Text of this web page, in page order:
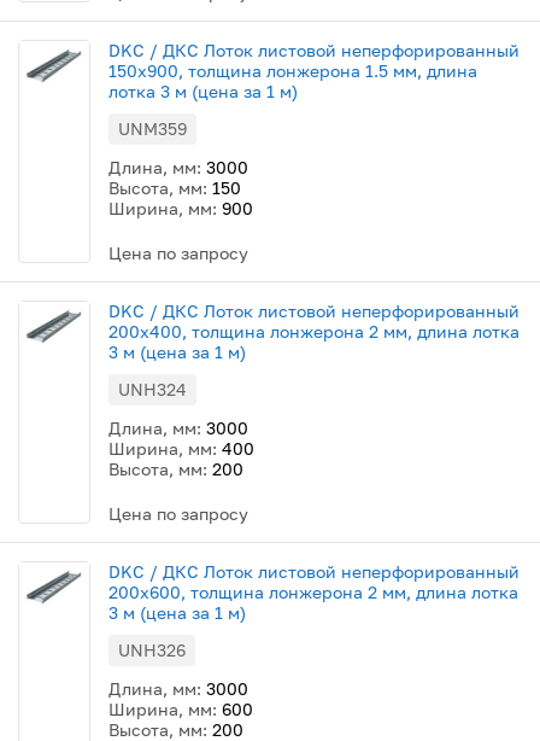
DKC / ДКС Лоток листовой неперфорированный
150х900, толщина лонжерона 1.5 мм, длина
лотка 3 м (цена за 1 м)
UNM359
Длина, мм: 3000
Высота, мм: 150
Ширина, мм: 900
Цена по запросу
DKC / ДКС Лоток листовой неперфорированный
200х400, толщина лонжерона 2 мм, длина лотка
3 м (цена за 1 м)
UNH324
Длина, мм: 3000
Ширина, мм: 400
Высота, мм: 200
Цена по запросу
DKC / ДКС Лоток листовой неперфорированный
200х600, толщина лонжерона 2 мм, длина лотка
3 м (цена за 1 м)
UNH326
Длина, мм: 3000
Ширина, мм: 600
Высота, мм: 200